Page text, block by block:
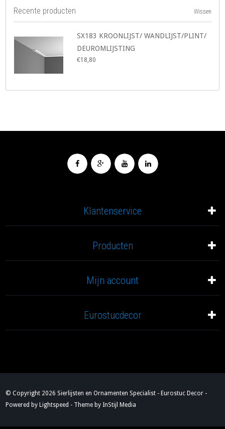
Recente producten Wissen
SX183 KROONLIJST/ WANDLIJST/PLINT/
DEUROMLIJSTING
€18,80
Klantenservice
Producten
Mijn account
Eurostucdecor
© Copyright 2026 Sierlijsten en Ornamenten Specialist - Eurostuc Decor -
Powered by Lightspeed - Theme by InStijl Media